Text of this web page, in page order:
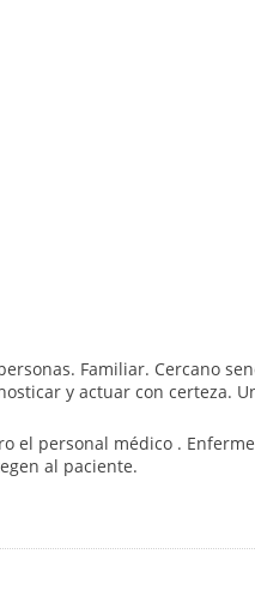
Familiar. Cercano
y actuar con certeza.
el personal médico .
al paciente.